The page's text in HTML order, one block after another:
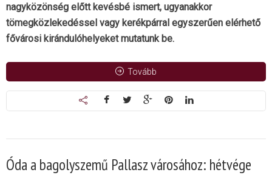
nagyközönség előtt kevésbé ismert, ugyanakkor
tömegközlekedéssel vagy kerékpárral egyszerűen elérhető
fővárosi kirándulóhelyeket mutatunk be.
Tovább
Óda a bagolyszemű Pallasz városához: hétvége